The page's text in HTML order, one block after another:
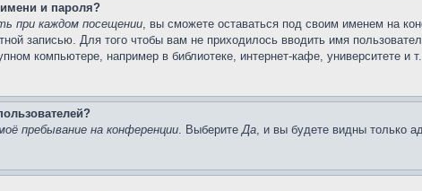
и пароля?
при каждом посещении, вы сможете оставаться под своим именем на
записью. Для того чтобы вам не приходилось вводить имя
компьютере, например в библиотеке, интернет-кафе, университете и
пребывание на конференции. ВыберитеДа, и вы будете видны только